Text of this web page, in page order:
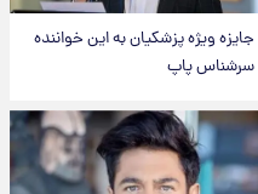
جایزه ویژه پزشکیان به این خواننده
سرشناس پاپ